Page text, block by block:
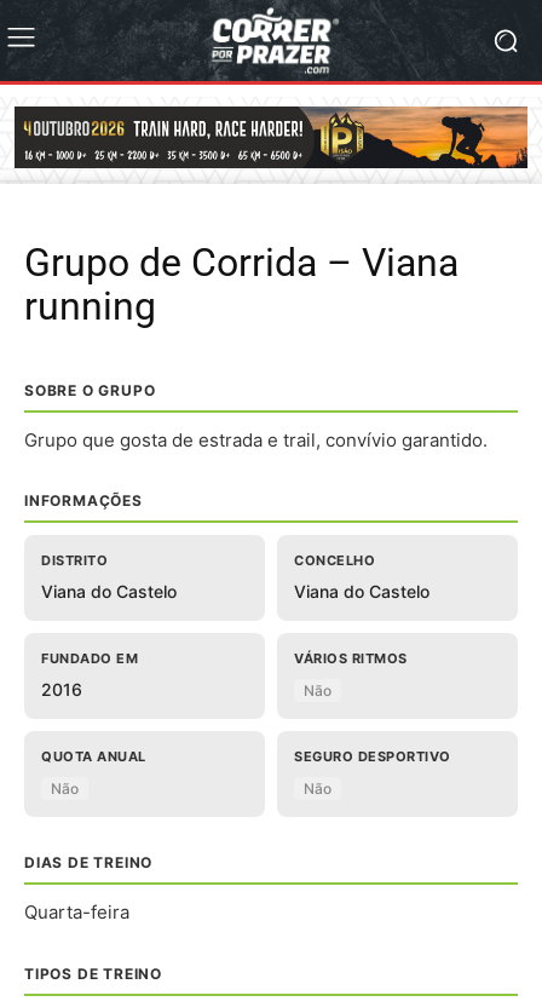
Grupo de Corrida – Viana
running
SOBRE O GRUPO
Grupo que gosta de estrada e trail, convívio garantido.
INFORMAÇÕES
DISTRITO
Viana do Castelo
CONCELHO
Viana do Castelo
FUNDADO EM
2016
VÁRIOS RITMOS
Não
QUOTA ANUAL
Não
SEGURO DESPORTIVO
Não
DIAS DE TREINO
Quarta-feira
TIPOS DE TREINO